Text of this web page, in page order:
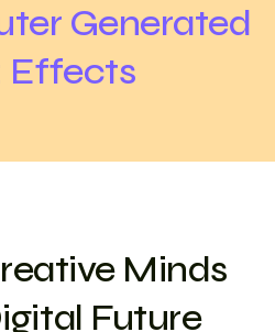
Generated
: Effects
Minds
Future